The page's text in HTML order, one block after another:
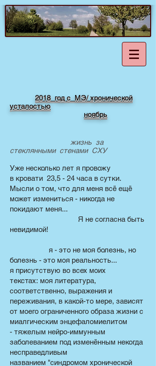
2018 год с МЭ/ хронической
усталостью
ноябрь
жизнь за
стеклянными стенами СХУ
Уже несколько лет я провожу
в кровати 23,5 - 24 часа в сутки.
Мысли о том, что для меня всё ещё
может измениться - никогда не
покидают меня...
Я не согласна быть
невидимой!
я - это не моя болезнь, но
болезнь - это моя реальность...
я присутствую во всех моих
текстах: моя литература,
соответственно, выражения и
переживания, в какой-то мере, зависят
от моего ограниченного образа жизни с
миалгическим энцефаломиелитом
- тяжелым нейро-иммунным
заболеванием под изменённым некогда
несправедливым
названием "синдромом хронической